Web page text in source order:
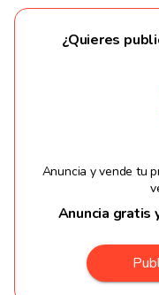
¿Quieres
Anuncia y vende tu
Anuncia gratis